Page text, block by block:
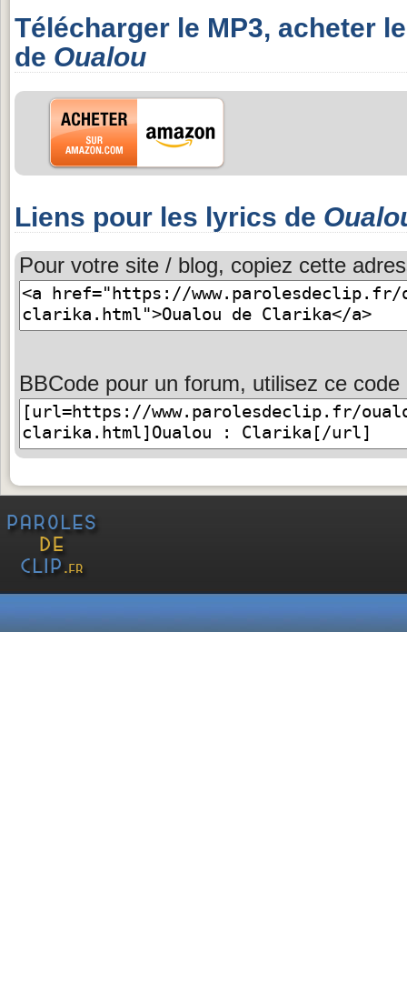
Télécharger le MP3, acheter
de Oualou
Liens pour les lyrics de
Pour votre site / blog, copiez cette
BBCode pour un forum, utilisez ce code